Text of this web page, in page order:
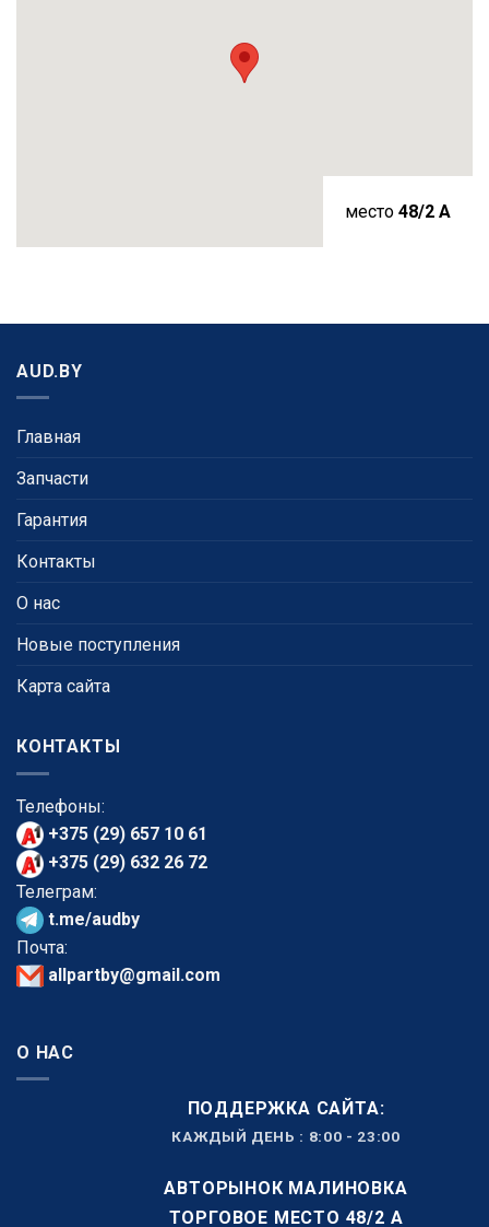
место 48/2 A
AUD.BY
Главная
Запчасти
Гарантия
Контакты
О нас
Новые поступления
Карта сайта
КОНТАКТЫ
Телефоны:
+375 (29) 657 10 61
+375 (29) 632 26 72
Телеграм:
t.me/audby
Почта:
allpartby@gmail.com
О НАС
ПОДДЕРЖКА САЙТА:
КАЖДЫЙ ДЕНЬ : 8:00 - 23:00
АВТОРЫНОК МАЛИНОВКА
ТОРГОВОЕ МЕСТО 48/2 А